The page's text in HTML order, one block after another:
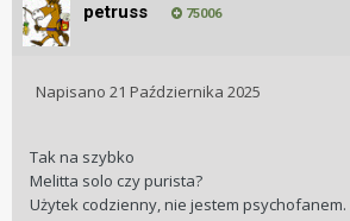
petruss 75006
Napisano 21 Października 2025
Tak na szybko
Melitta solo czy purista?
Użytek codzienny, nie jestem psychofanem.